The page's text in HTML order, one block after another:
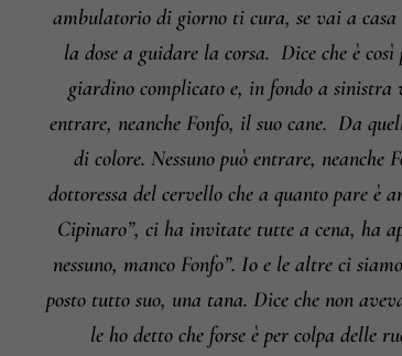
ambulatorio di giorno ti cura, se vai a
la dose a guidare la corsa. Dice che è
giardino complicato e, in fondo a sinistra
entrare, neanche Fonfo, il suo cane. Da
di colore. Nessuno può entrare,
dottoressa del cervello che a quanto pare è
Cipinaro”, ci ha invitate tutte a cena, ha
nessuno, manco Fonfo”. Io e le altre ci
posto tutto suo, una tana. Dice che non
le ho detto che forse è per colpa delle